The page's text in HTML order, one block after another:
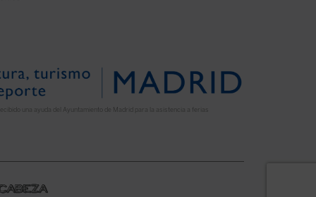
una ayuda del Ayuntamiento de Madrid para la asistencia a ferias